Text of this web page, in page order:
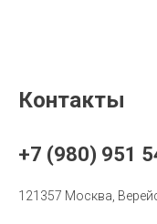
Контакты
+7 (980) 951
121357 Москва,